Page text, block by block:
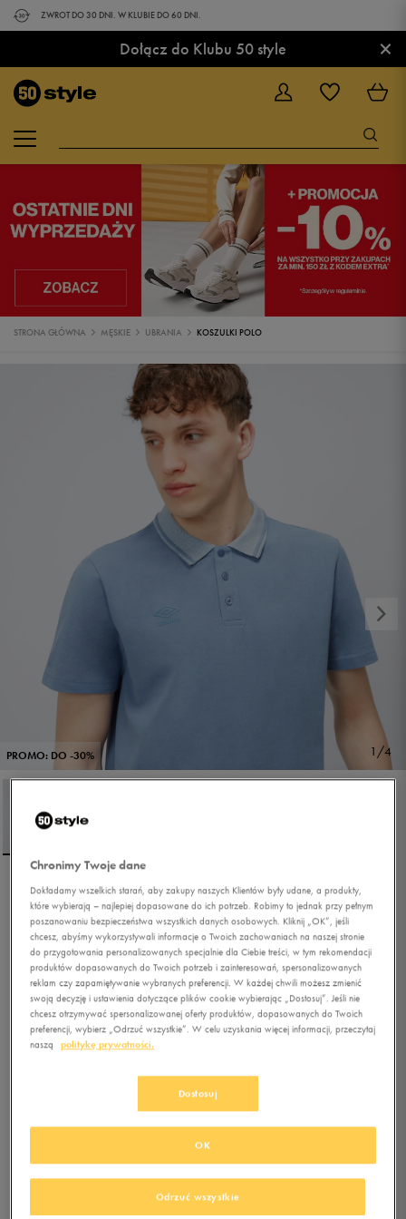
ZWROT DO 30 DNI. W KLUBIE DO 60 DNI.
Dołącz do Klubu 50 style ×
STRONA GŁÓWNA MĘSKIE UBRANIA KOSZULKI POLO
PROMO: DO -30% 1/4
UMBRO POLO STERLING
5.0(91)
zł -25% (cena bezpośrednio przed promocją)
44,99zł -17%(najniższa cena z 30 dni przed obniżką)
37,49złz Vat
+ 250 PKT WKLUBIE 50 STYLE
Chronimy Twoje dane
Dokładamy wszelkich starań, aby zakupy naszych Klientów były udane, a produkty,
które wybierają – najlepiej dopasowane do ich potrzeb. Robimy to jednak przy pełnym
poszanowaniu bezpieczeństwa wszystkich danych osobowych. Kliknij „OK”, jeśli
chcesz, abyśmy wykorzystywali informacje o Twoich zachowaniach na naszej stronie
do przygotowania personalizowanych specjalnie dla Ciebie treści, w tym rekomendacji
produktów dopasowanych do Twoich potrzeb i zainteresowań, spersonalizowanych
reklam czy zapamiętywanie wybranych preferencji. W każdej chwili możesz zmienić
swoją decyzję i ustawienia dotyczące plików cookie wybierając „Dostosuj”. Jeśli nie
chcesz otrzymywać spersonalizowanej oferty produktów, dopasowanych do Twoich
preferencji, wybierz „Odrzuć wszystkie”. W celu uzyskania więcej informacji, przeczytaj
naszą
politykę prywatności.
Dostosuj
Odrzuć wszystkie
OK